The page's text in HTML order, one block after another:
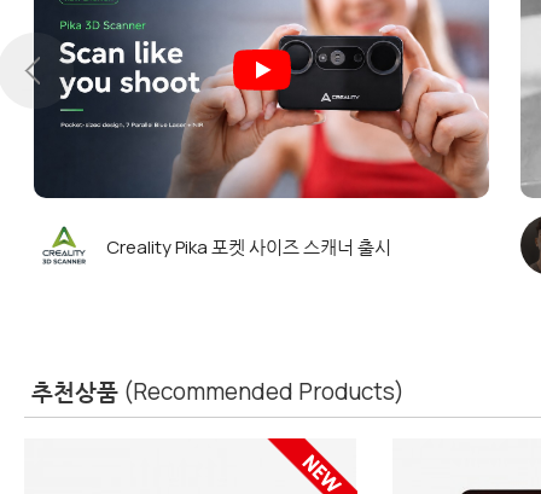
Creality Pika 포켓 사이즈 스캐너 출시
추천상품 (Recommended Products)